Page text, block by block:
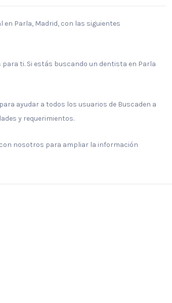
en Parla, Madrid, con las siguientes
ti. Si estás buscando un dentista en Parla
ayudar a todos los usuarios de Buscaden a
y requerimientos.
nosotros para ampliar la información